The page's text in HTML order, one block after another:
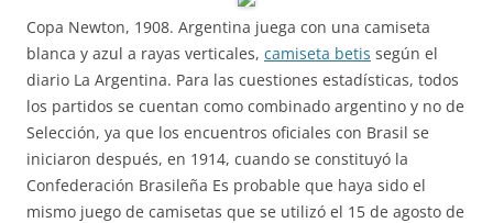
Copa Newton, 1908. Argentina juega con una camiseta
blanca y azul a rayas verticales, camiseta betis según el
diario La Argentina. Para las cuestiones estadísticas, todos
los partidos se cuentan como combinado argentino y no de
Selección, ya que los encuentros oficiales con Brasil se
iniciaron después, en 1914, cuando se constituyó la
Confederación Brasileña Es probable que haya sido el
mismo juego de camisetas que se utilizó el 15 de agosto de